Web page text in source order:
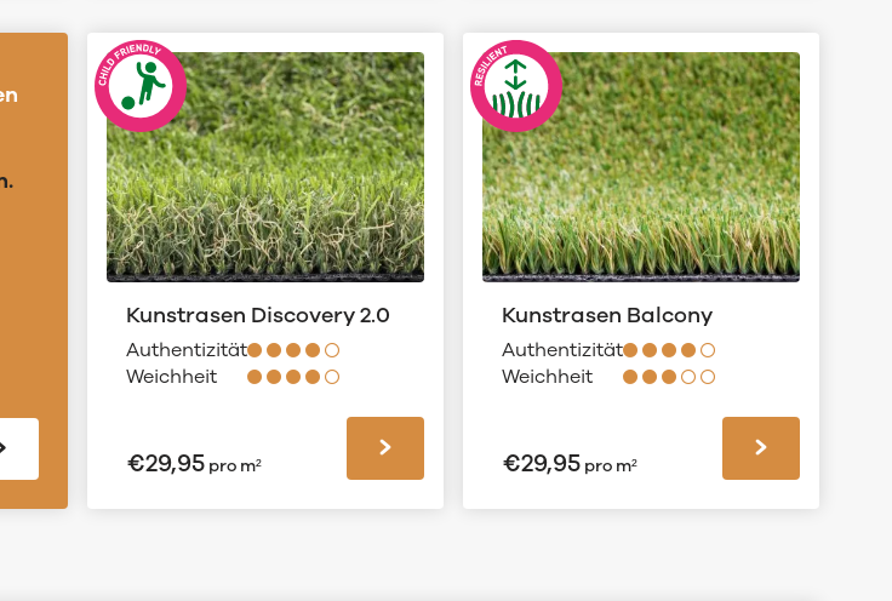
Kunstrasen Discovery 2.0
Authentizität
Weichheit
€29,95pro m²
Kunstrasen Balcony
Authentizität
Weichheit
€29,95pro m²